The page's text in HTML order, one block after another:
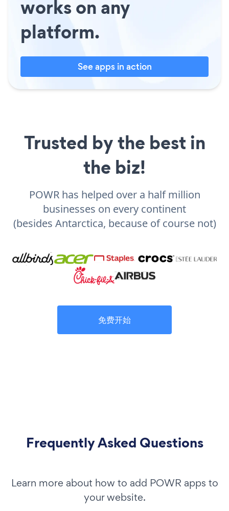
works on any
platform.
See apps in action
Trusted by the best in
the biz!
POWR has helped over a half million
businesses on every continent
(besides Antarctica, because of course not)
免费开始
Frequently Asked Questions
Learn more about how to add POWR apps to
your website.